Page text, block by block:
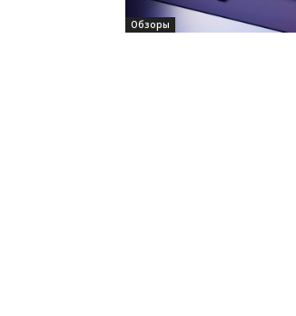
Обзоры